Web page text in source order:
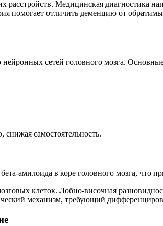
расстройств. Медицинская диагностика
помогает отличить деменцию от
сетей головного мозга.
самостоятельность.
амилоида в коре головного мозга, что
клеток. Лобно-височная
механизм, требующий